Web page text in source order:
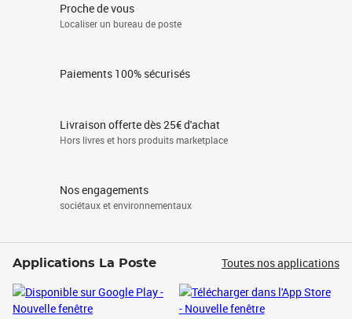
Proche de vous
Localiser un bureau de poste
Paiements 100% sécurisés
Livraison offerte dès 25€ d'achat
Hors livres et hors produits marketplace
Nos engagements
sociétaux et environnementaux
Applications La Poste Toutes nos applications